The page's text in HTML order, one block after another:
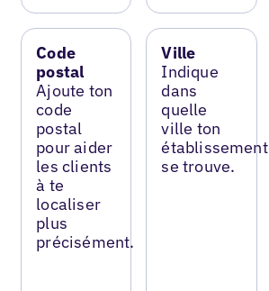
Code
postal
Ajoute ton
code
postal
pour aider
les clients
à te
localiser
plus
précisément.
Ville
Indique
dans
quelle
ville ton
établissement
se trouve.